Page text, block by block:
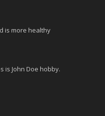
is more healthy
is John Doe hobby.